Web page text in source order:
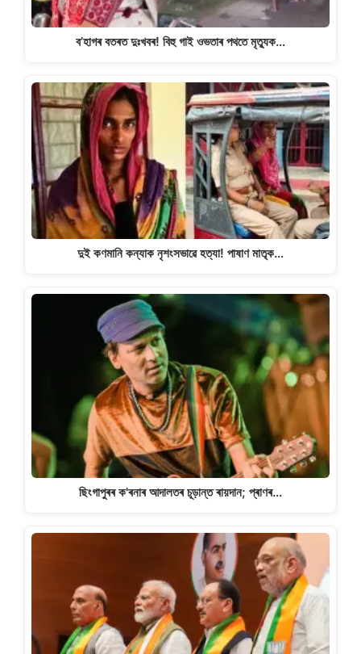
ব’হাগৰ বতৰত দুঃখবৰ! বিহু গাই ওভতাৰ পথতে মৃত্যুক…
দুই কণমানি কন্যাক নৃশংসভাৱে হত্যা! পাষাণ মাতৃক…
ছিংগাপুৰৰ ক'ৰনাৰ আদালতৰ চূড়ান্ত ৰায়দান; প্ৰাণৰ…